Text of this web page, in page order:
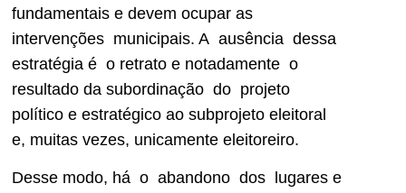
fundamentais e devem ocupar as
intervenções municipais. A ausência dessa
estratégia é o retrato e notadamente o
resultado da subordinação do projeto
político e estratégico ao subprojeto eleitoral
e, muitas vezes, unicamente eleitoreiro.
Desse modo, há o abandono dos lugares e